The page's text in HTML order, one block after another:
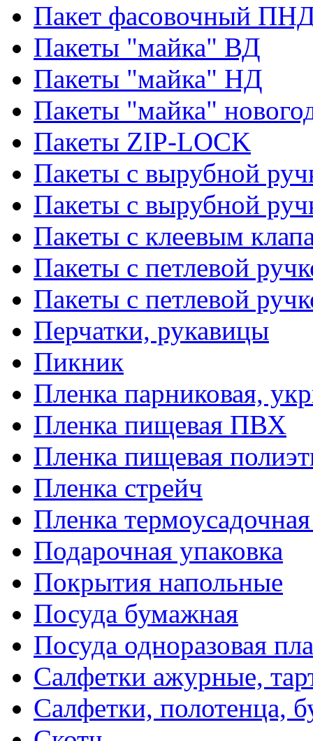
Пакет фасовочный
Пакеты "майка" ВД
Пакеты "майка" НД
Пакеты "майка"
Пакеты ZIP-LOCK
Пакеты с вырубной
Пакеты с вырубной
Пакеты с клеевым
Пакеты с петлевой
Пакеты с петлевой
Перчатки, рукавицы
Пикник
Пленка парниковая,
Пленка пищевая ПВХ
Пленка пищевая
Пленка стрейч
Пленка
Подарочная упаковка
Покрытия напольные
Посуда бумажная
Посуда одноразовая
Салфетки ажурные,
Салфетки, полотенца,